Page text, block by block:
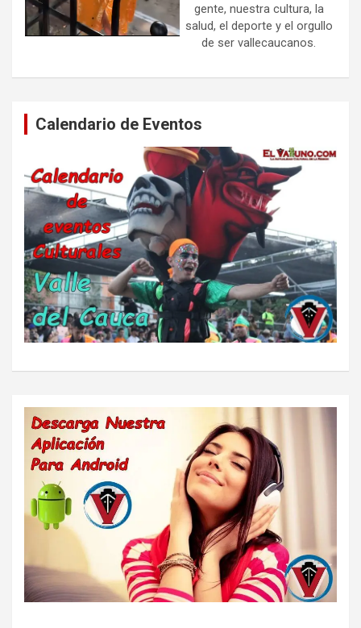
gente, nuestra cultura, la
salud, el deporte y el orgullo
de ser vallecaucanos.
Calendario de Eventos